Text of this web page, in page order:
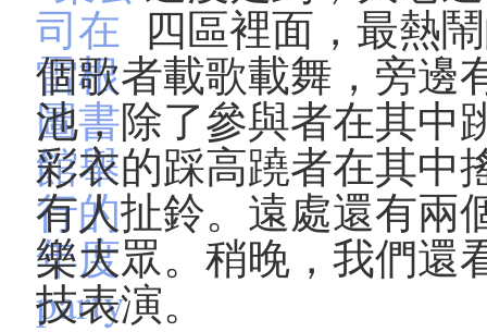
四區裡面，最熱
個歌者載歌載舞，旁邊
池，除了參與者在其中
彩衣的踩高蹺者在其中
有人扯鈴。遠處還有兩
樂大眾。稍晚，我們還
技表演。